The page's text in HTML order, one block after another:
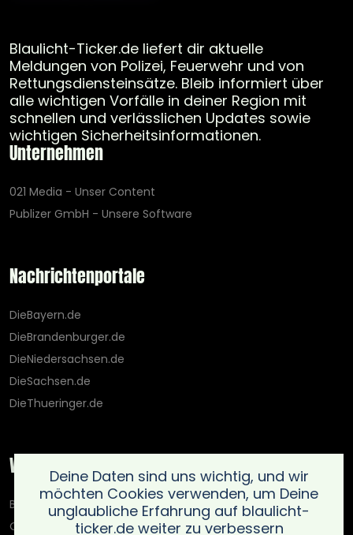
Blaulicht-Ticker.de liefert dir aktuelle
Meldungen von Polizei, Feuerwehr und von
Rettungsdiensteinsätze. Bleib informiert über
alle wichtigen Vorfälle in deiner Region mit
schnellen und verlässlichen Updates sowie
wichtigen Sicherheitsinformationen.
Unternehmen
021 Media - Unser Content
Publizer GmbH - Unsere Software
Nachrichtenportale
DieBayern.de
DieBrandenburger.de
DieNiedersachsen.de
DieSachsen.de
DieThueringer.de
Weitere Portale
Blaulicht-Ticker.de
Oberlausitz.holiday
Deine Daten sind uns wichtig, und wir
möchten Cookies verwenden, um Deine
unglaubliche Erfahrung auf blaulicht-
ticker.de weiter zu verbessern